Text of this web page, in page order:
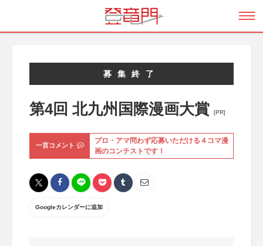
募集終了
第4回 北九州国際漫画大賞 [PR]
一言コメント
プロ・アマ問わず応募いただける４コマ漫
画のコンテストです！
Googleカレンダーに追加